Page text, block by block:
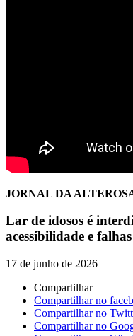
JORNAL DA
Lar de idosos é
acessibilidade e
17 de junho de 2026
Compartilhar
Compartilhar no
Compartilhar no
Compartilhar no